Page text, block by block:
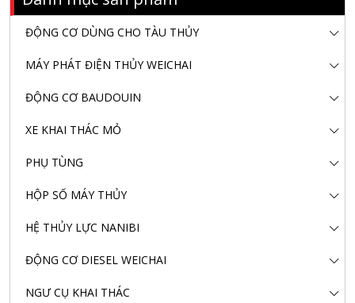
ĐỘNG CƠ DÙNG CHO TÀU THỦY
MÁY PHÁT ĐIỆN THỦY WEICHAI
ĐỘNG CƠ BAUDOUIN
XE KHAI THÁC MỎ
PHỤ TÙNG
HỘP SỐ MÁY THỦY
HỆ THỦY LỰC NANIBI
ĐỘNG CƠ DIESEL WEICHAI
NGƯ CỤ KHAI THÁC